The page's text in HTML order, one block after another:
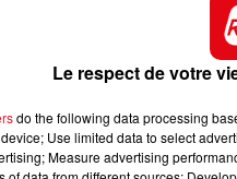
sur-Ternoise
. Une
sur place peu après
Jaurès était
enquête de
Le respect de votre
do the following data processing
Use limited data to select
Measure advertising